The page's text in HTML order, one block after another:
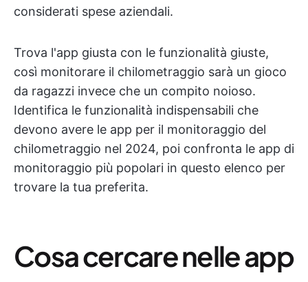
considerati spese aziendali.
Trova l'app giusta con le funzionalità giuste,
così monitorare il chilometraggio sarà un gioco
da ragazzi invece che un compito noioso.
Identifica le funzionalità indispensabili che
devono avere le app per il monitoraggio del
chilometraggio nel 2024, poi confronta le app di
monitoraggio più popolari in questo elenco per
trovare la tua preferita.
Cosa cercare nelle app